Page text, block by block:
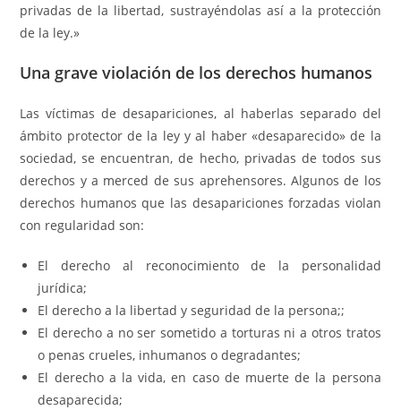
privadas de la libertad, sustrayéndolas así a la protección
de la ley.»
Una grave violación de los derechos humanos
Las víctimas de desapariciones, al haberlas separado del
ámbito protector de la ley y al haber «desaparecido» de la
sociedad, se encuentran, de hecho, privadas de todos sus
derechos y a merced de sus aprehensores. Algunos de los
derechos humanos que las desapariciones forzadas violan
con regularidad son:
El derecho al reconocimiento de la personalidad
jurídica;
El derecho a la libertad y seguridad de la persona;;
El derecho a no ser sometido a torturas ni a otros tratos
o penas crueles, inhumanos o degradantes;
El derecho a la vida, en caso de muerte de la persona
desaparecida;